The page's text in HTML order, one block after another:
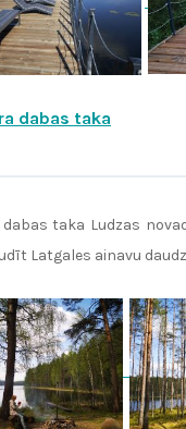
dabas taka
dabas taka Ludzas
Latgales ainavu